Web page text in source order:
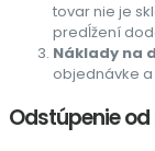
tovar nie je
predĺžení
Náklady na
objednávke
Odstúpenie